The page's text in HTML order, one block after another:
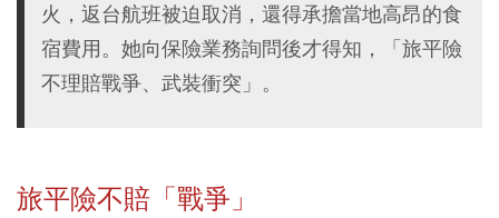
火，返台航班被迫取消，還得承擔當地高昂的食
宿費用。她向保險業務詢問後才得知，「旅平險
不理賠戰爭、武裝衝突」。
旅平險不賠「戰爭」